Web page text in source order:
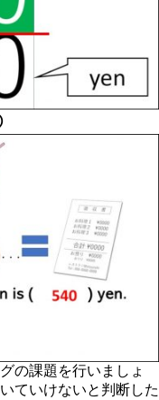
の課題を行いましょ
ていけないと判断した